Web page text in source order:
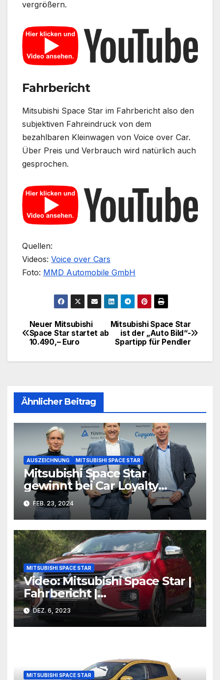
vergrößern.
Fahrbericht
Mitsubishi Space Star im Fahrbericht also den
subjektiven Fahreindruck von dem
bezahlbaren Kleinwagen von Voice over Car.
Über Preis und Verbrauch wird natürlich auch
gesprochen.
Quellen:
Videos: Voice over Cars
Foto: MMD Automobile GmbH
Beitragsnavigation
Mitsubishi Space Star
ist der „Auto Bild“-
Spartipp für Pendler
Neuer Mitsubishi
Space Star startet ab
10.490,– Euro
Ähnlicher Beitrag
AUSZEICHNUNG MITSUBISHI SPACE STAR
Mitsubishi Space Star
gewinnt bei Car Loyalty
Awards
FEB. 23, 2024
MITSUBISHI SPACE STAR
Video: Mitsubishi Space Star |
Fahrbericht |
BlackForestDrive
DEZ. 6, 2023
MITSUBISHI SPACE STAR